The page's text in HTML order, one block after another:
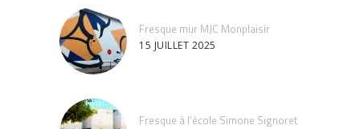
Fresque mur MJC Monplaisir
15 JUILLET 2025
Fresque à l’école Simone Signoret